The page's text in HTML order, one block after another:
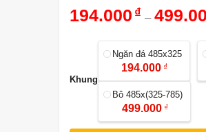
194.000 ₫ –
Khung
Ngăn đá 485x325
194.000 ₫
Bô 485x(325-785)
499.000 ₫